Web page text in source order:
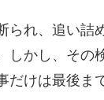
られ、追い詰
しかし、その
けは最後ま